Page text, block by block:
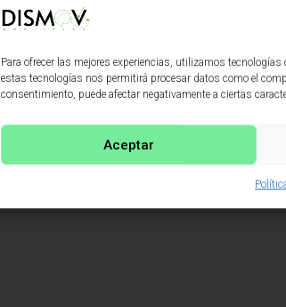
Para ofrecer las mejores experiencias, utilizamos
estas tecnologías nos permitirá procesar datos como el
consentimiento, puede afectar negativamente a ciertas
Aceptar